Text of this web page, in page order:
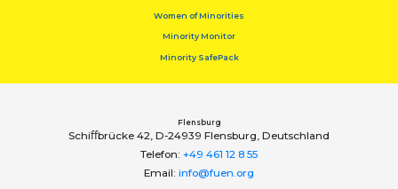
Women of Minorities
Minority Monitor
Minority SafePack
Flensburg
Schiﬀbrücke 42, D-24939 Flensburg, Deutschland
Telefon: +49 461 12 8 55
Email: info@fuen.org